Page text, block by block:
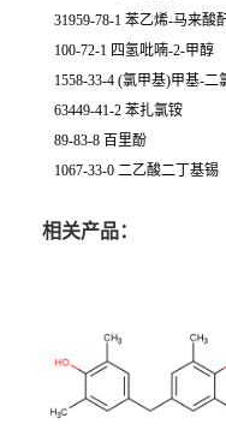
31959-78-1 苯乙烯-马来酸
100-72-1 四氢吡喃-2-甲醇
1558-33-4 (氯甲基)甲基-二
63449-41-2 苯扎氯铵
89-83-8 百里酚
1067-33-0 二乙酸二丁基锡
相关产品：